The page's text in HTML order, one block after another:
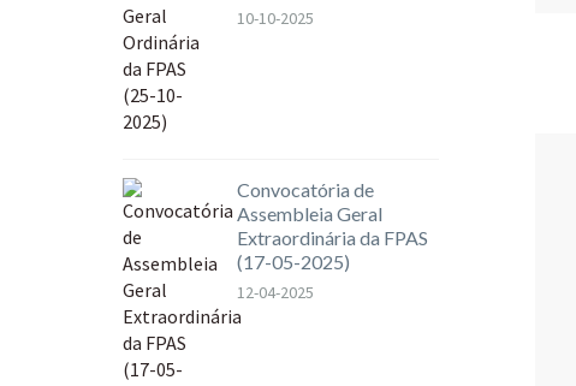
10-10-2025
Convocatória de
Assembleia Geral
Extraordinária da FPAS
(17-05-2025)
12-04-2025